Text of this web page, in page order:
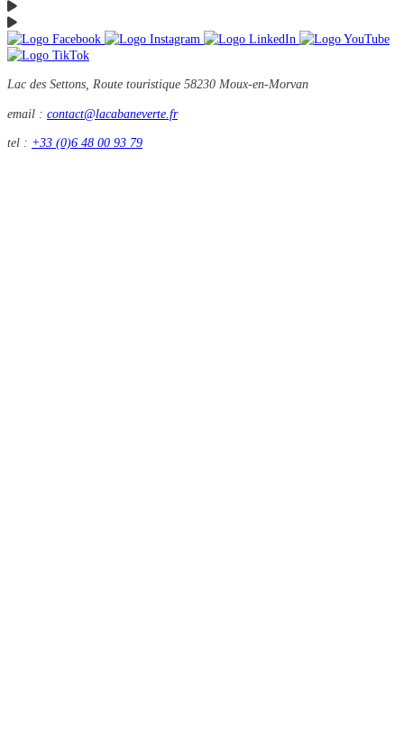
Lac des Settons, Route touristique 58230 Moux-en-Morvan
email : contact@lacabaneverte.fr
tel : +33 (0)6 48 00 93 79